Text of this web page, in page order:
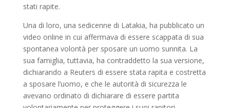
stati rapite.
Una di loro, una sedicenne di Latakia, ha pubblicato un
video online in cui affermava di essere scappata di sua
spontanea volontà per sposare un uomo sunnita. La
sua famiglia, tuttavia, ha contraddetto la sua versione,
dichiarando a Reuters di essere stata rapita e costretta
a sposare l’uomo, e che le autorità di sicurezza le
avevano ordinato di dichiarare di essere partita